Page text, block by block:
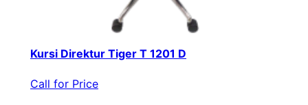
Kursi Direktur Tiger T 1201 D
Call for Price